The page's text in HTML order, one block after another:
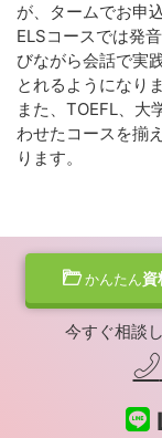
が、タームでお申
ELSコースでは発
びながら会話で実
とれるようになりま
また、TOEFL、大
わせたコースを揃
ります。
かんたん資
今すぐ相談